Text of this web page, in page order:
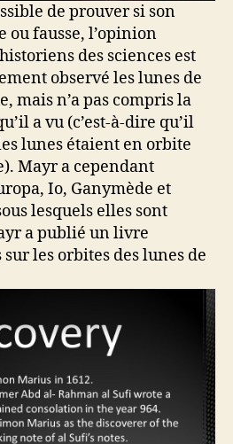
de prouver si son
fausse, l’opinion
des sciences est
observé les lunes de
mais n’a pas compris la
a vu (c’est-à-dire qu’il
lunes étaient en orbite
Mayr a cependant
Io, Ganymède et
lesquels elles sont
a publié un livre
les orbites des lunes de